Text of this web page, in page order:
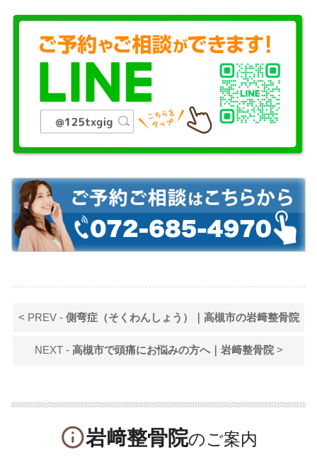
< PREV - 側弯症（そくわんしょう）｜高槻市の岩﨑整骨院
NEXT - 高槻市で頭痛にお悩みの方へ｜岩﨑整骨院>
info_outline岩﨑整骨院